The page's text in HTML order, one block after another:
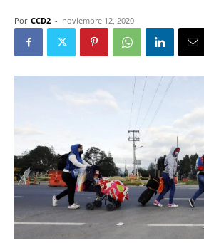
Por CCD2 - noviembre 12, 2020